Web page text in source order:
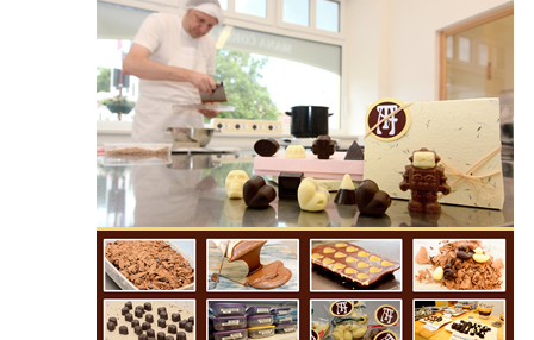
Hrob Theodora Sommera na hřbitově v
Benešově nad Ploučnicí
Hrob Wendelina Janiche na hřbitově v
Benešově nad Ploučnicí
Hrob Christodoulona Panayiotise na
hřbitově v Benešově nad Ploučnicí
Hrob Franze Wünsche na hřbitově v
Benešově nad Ploučnicí
Pamětní desky obětem 1. světové války v
kapli Panny Marie Bolestné v Benešově